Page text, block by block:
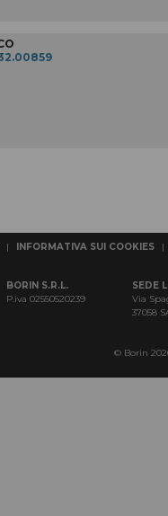
| INFORMATIVA SUI COOKIES |
BORIN S.R.L.
P.iva 02550520239
SEDE
Via
37058
© Borin